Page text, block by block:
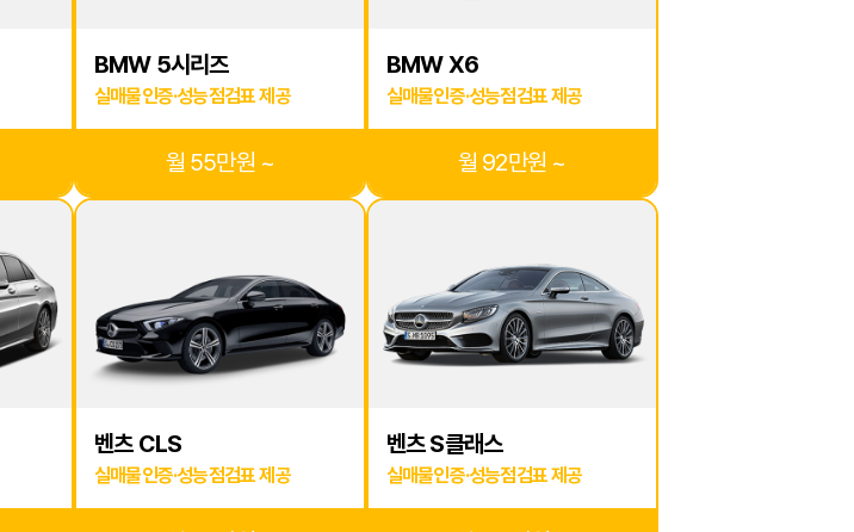
BMW 5시리즈
실매물인증·성능점검표 제공
월 55만원 ~
BMW X6
실매물인증·성능점검표 제공
월 92만원 ~
벤츠 CLS
실매물인증·성능점검표 제공
벤츠 S클래스
실매물인증·성능점검표 제공